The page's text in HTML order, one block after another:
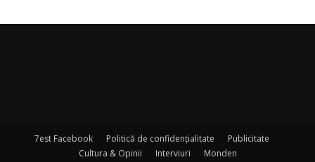
7est Facebook Politică de confidențialitate
Publicitate
Cultura & Opinii
Interviuri Monden